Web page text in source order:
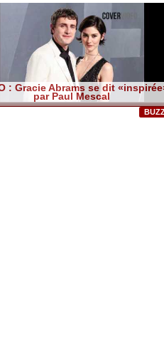
: Gracie Abrams se dit
par Paul Mescal